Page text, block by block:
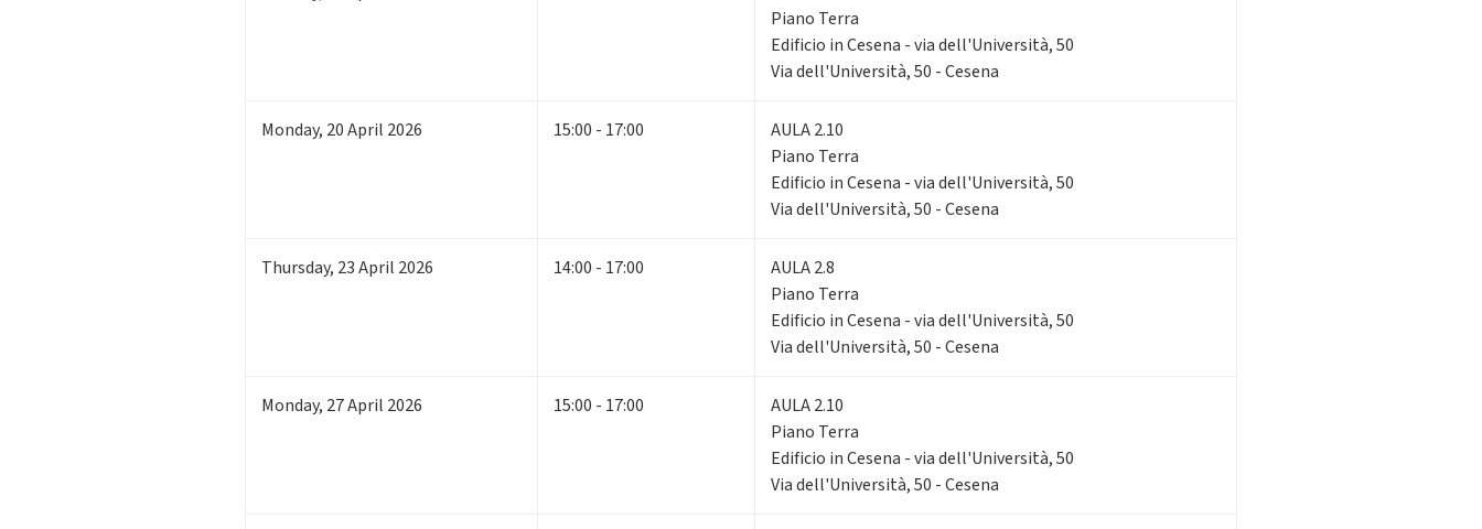
Piano Terra
Edificio in Cesena - via dell'Università, 50
Via dell'Università, 50 - Cesena
Monday, 20April 2026 15:00 - 17:00
AULA 2.10
Piano Terra
Edificio in Cesena - via dell'Università, 50
Via dell'Università, 50 - Cesena
Thursday, 23April 2026 14:00 - 17:00
AULA 2.8
Piano Terra
Edificio in Cesena - via dell'Università, 50
Via dell'Università, 50 - Cesena
Monday, 27April 2026 15:00 - 17:00
AULA 2.10
Piano Terra
Edificio in Cesena - via dell'Università, 50
Via dell'Università, 50 - Cesena